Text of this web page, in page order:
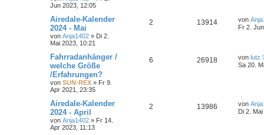
Jun 2023, 12:05
Airedale-Kalender
2024 - Mai
von Anja1402 » Di 2.
Mai 2023, 10:21
2 13914 von
Fr 2.
Fahrradanhänger /
welche Größe
/Erfahrungen?
von SUN-REX » Fr 9.
Apr 2021, 23:35
6 26918 von lutz
Sa 20.
Airedale-Kalender
2024 - April
von Anja1402 » Fr 14.
Apr 2023, 11:13
2 13986 von
Di 2.